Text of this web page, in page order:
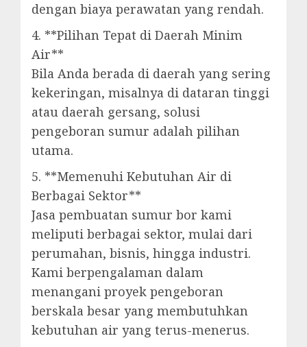
dengan biaya perawatan yang rendah.
4. **Pilihan Tepat di Daerah Minim
Air**
Bila Anda berada di daerah yang sering
kekeringan, misalnya di dataran tinggi
atau daerah gersang, solusi
pengeboran sumur adalah pilihan
utama.
5. **Memenuhi Kebutuhan Air di
Berbagai Sektor**
Jasa pembuatan sumur bor kami
meliputi berbagai sektor, mulai dari
perumahan, bisnis, hingga industri.
Kami berpengalaman dalam
menangani proyek pengeboran
berskala besar yang membutuhkan
kebutuhan air yang terus-menerus.